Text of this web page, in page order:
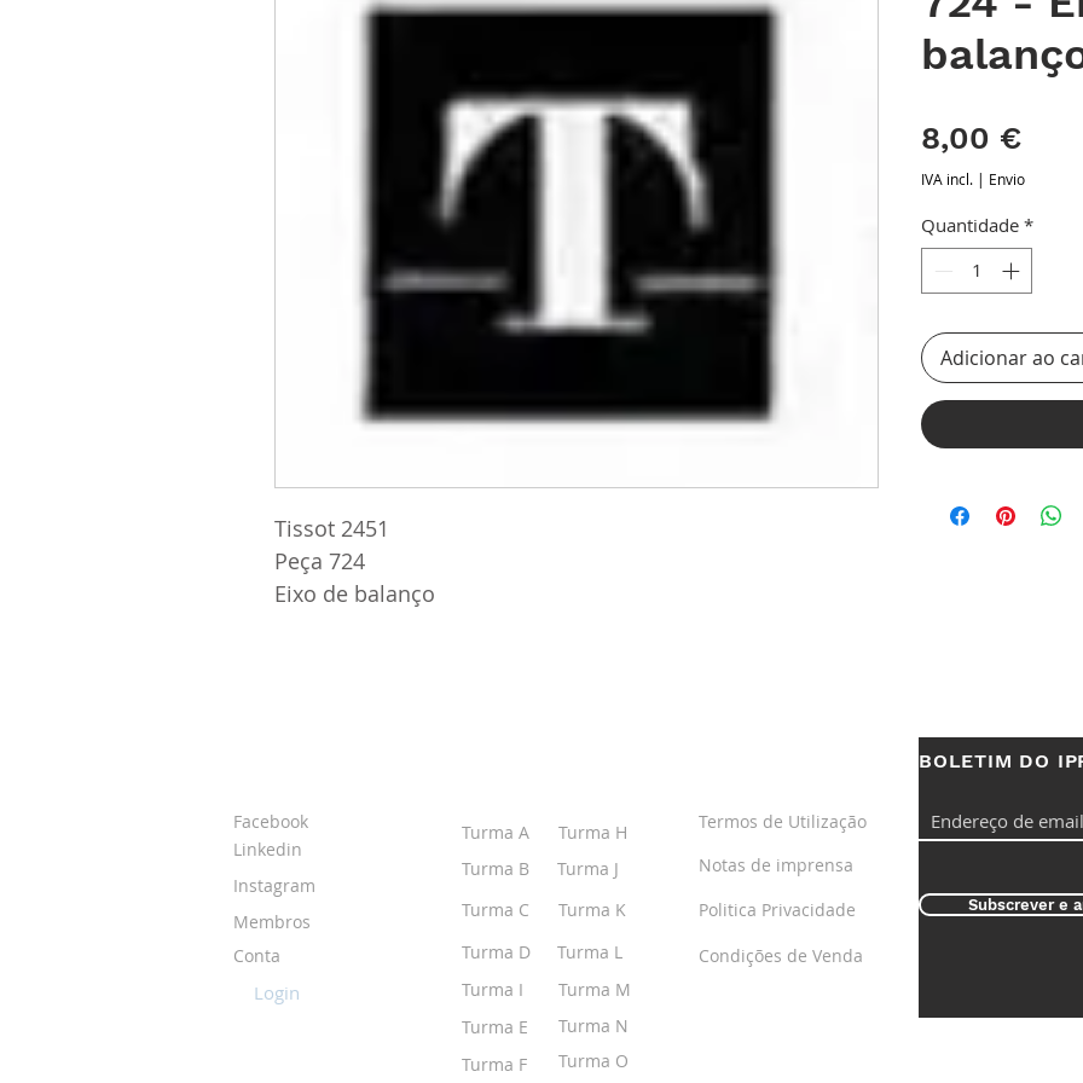
Tissot 2451
Peça 724
Eixo de balanço
8,00 €
IVA incl. | Envio
Quantidade *
Adicionar ao
Facebook
Linkedin
Instagram
Membros
Conta
Login
Turma A
Turma H
Turma B
Turma J
Turma C
Turma K
Turma D
Turma L
Turma I
Turma M
Turma E
Turma F
Termos de Utilização
Notas de imprensa
Politica Privacidade
Condições de Venda
BOLETIM DO
Subscrever e
Turma N
Turma O